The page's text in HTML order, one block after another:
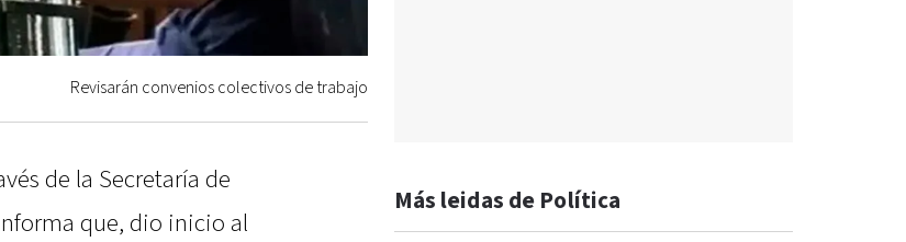
Revisarán convenios colectivos de trabajo
de la Secretaría de
que, dio inicio al
Más leidas de Política